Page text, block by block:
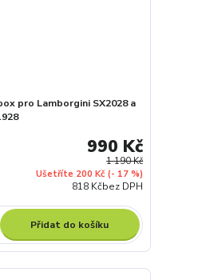
pro Lamborgini SX2028 a
1 190 Kč
Ušetříte 200 Kč (- 17 %)
990 Kč
818 Kčbez DPH
Přidat do košíku